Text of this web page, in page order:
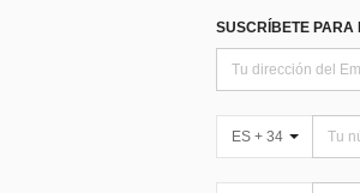
SUSCRÍBETE PARA
ES + 34